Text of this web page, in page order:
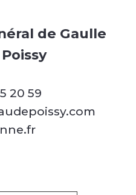
de Gaulle
20 59